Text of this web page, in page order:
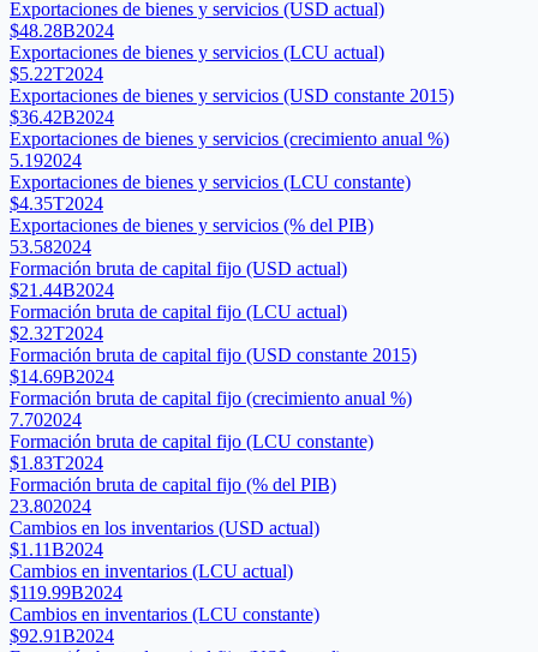
Exportaciones de bienes y servicios (USD actual)
$48.28B2024
Exportaciones de bienes y servicios (LCU actual)
$5.22T2024
Exportaciones de bienes y servicios (USD constante 2015)
$36.42B2024
Exportaciones de bienes y servicios (crecimiento anual %)
5.192024
Exportaciones de bienes y servicios (LCU constante)
$4.35T2024
Exportaciones de bienes y servicios (% del PIB)
53.582024
Formación bruta de capital fijo (USD actual)
$21.44B2024
Formación bruta de capital fijo (LCU actual)
$2.32T2024
Formación bruta de capital fijo (USD constante 2015)
$14.69B2024
Formación bruta de capital fijo (crecimiento anual %)
7.702024
Formación bruta de capital fijo (LCU constante)
$1.83T2024
Formación bruta de capital fijo (% del PIB)
23.802024
Cambios en los inventarios (USD actual)
$1.11B2024
Cambios en inventarios (LCU actual)
$119.99B2024
Cambios en inventarios (LCU constante)
$92.91B2024